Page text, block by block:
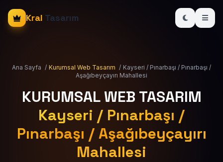
Kral Tasarım
Ana Sayfa / Kurumsal Web Tasarım / Kayseri / Pınarbaşı / Pınarbaşı /
Aşağıbeyçayırı Mahallesi
KURUMSAL WEB TASARIM
Kayseri / Pınarbaşı /
Pınarbaşı / Aşağıbeyçayırı
Mahallesi